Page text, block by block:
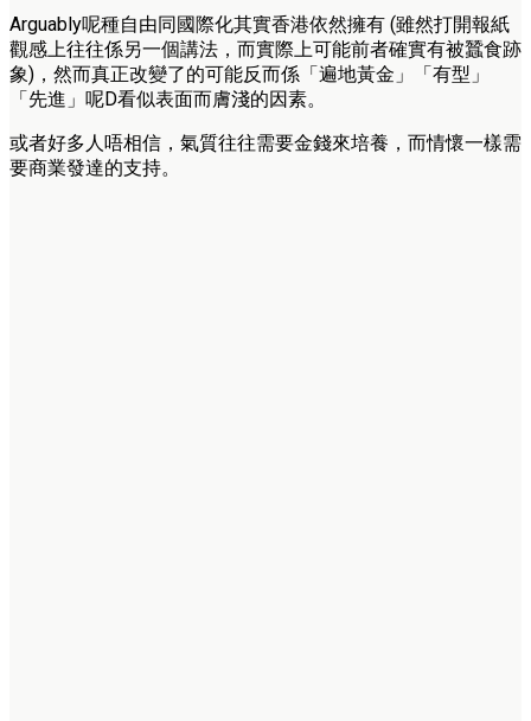
Arguably呢種自由同國際化其實香港依然擁有 (雖然打開報紙
觀感上往往係另一個講法，而實際上可能前者確實有被蠶食跡
象)，然而真正改變了的可能反而係「遍地黃金」「有型」
「先進」呢D看似表面而膚淺的因素。
或者好多人唔相信，氣質往往需要金錢來培養，而情懷一樣需
要商業發達的支持。